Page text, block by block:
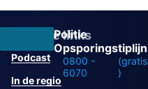
Politie
Opsporingstiplijn
0800 -
6070
(gratis
)
Overige links
Podcast
In de regio